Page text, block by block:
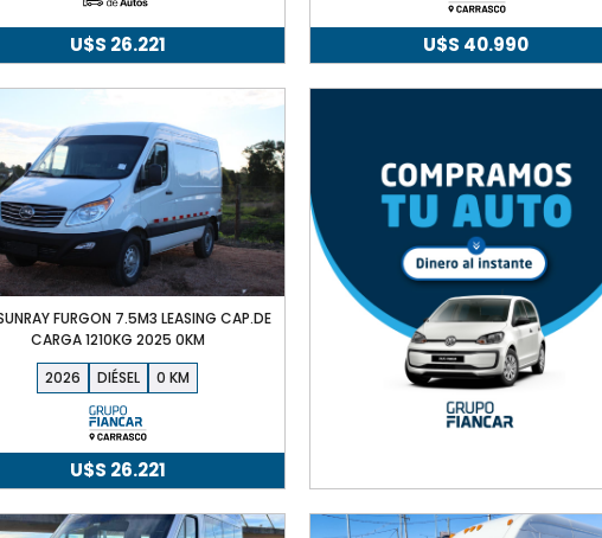
U$S 26.221 U$S 40.990
FURGON 7.5M3 LEASING CAP.DE
CARGA 1210KG 2025 0KM
2026
DIÉSEL 0
U$S 26.221